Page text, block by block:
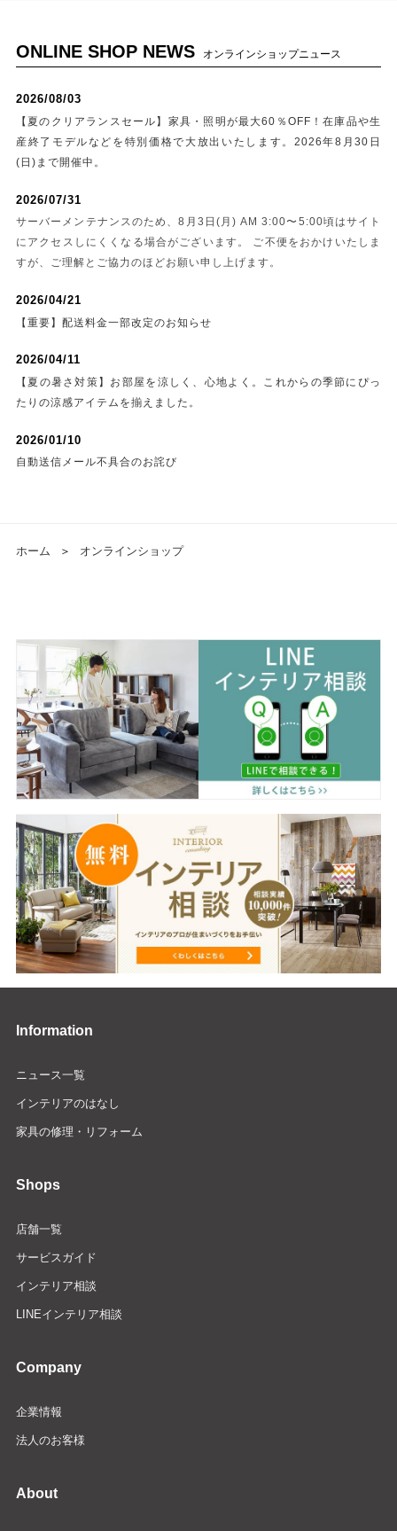
ONLINE SHOP NEWS オンラインショップニュース
2026/08/03
【夏のクリアランスセール】家具・照明が最大60％OFF！在庫品や生
産終了モデルなどを特別価格で大放出いたします。2026年8月30日
(日)まで開催中。
2026/07/31
サーバーメンテナンスのため、8月3日(月) AM 3:00〜5:00頃はサイト
にアクセスしにくくなる場合がございます。 ご不便をおかけいたしま
すが、ご理解とご協力のほどお願い申し上げます。
2026/04/21
【重要】配送料金一部改定のお知らせ
2026/04/11
【夏の暑さ対策】お部屋を涼しく、心地よく。これからの季節にぴっ
たりの涼感アイテムを揃えました。
2026/01/10
自動送信メール不具合のお詫び
ホーム ＞ オンラインショップ
Information
ニュース一覧
インテリアのはなし
家具の修理・リフォーム
Shops
店舗一覧
サービスガイド
インテリア相談
LINEインテリア相談
Company
企業情報
法人のお客様
About